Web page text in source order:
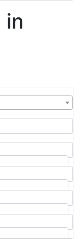
in